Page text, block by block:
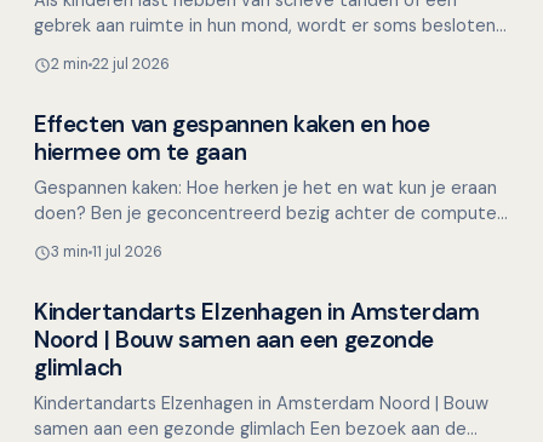
gebrek aan ruimte in hun mond, wordt er soms besloten
i…
2 min 22 jul 2026
Mondgezondheid in relatie tot algehele gezondheid
Effecten van gespannen kaken en hoe
hiermee om te gaan
Gespannen kaken: Hoe herken je het en wat kun je eraan
doen? Ben je geconcentreerd bezig achter de computer,
3 min 11 jul 2026
Overig nieuws
Kindertandarts Elzenhagen in Amsterdam
Noord | Bouw samen aan een gezonde
glimlach
Kindertandarts Elzenhagen in Amsterdam Noord | Bouw
samen aan een gezonde glimlach Een bezoek aan de